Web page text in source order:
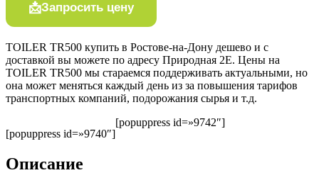
Запросить цену
TOILER TR500 купить в Ростове-на-Дону дешево и с
доставкой вы можете по адресу Природная 2Е. Цены на
TOILER TR500 мы стараемся поддерживать актуальными, но
она может меняться каждый день из за повышения тарифов
транспортных компаний, подорожания сырья и т.д.
[popuppress id=»9740″]
[popuppress id=»9742″]
Описание